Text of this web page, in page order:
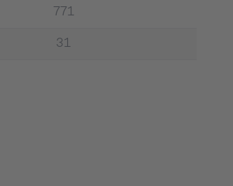
771
31